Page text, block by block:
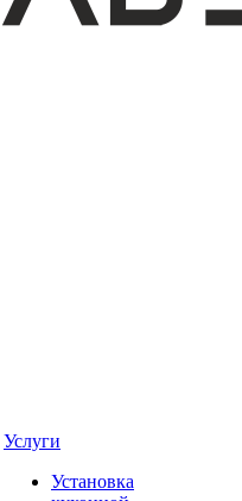
Услуги
Установка